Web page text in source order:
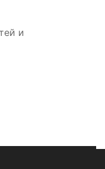
и